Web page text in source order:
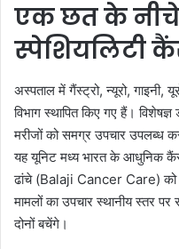
एक छत के नीचे
स्पेशियलिटी
अस्पताल में गैंस्ट्रो, न्यूरो,
विभाग स्थापित किए गए हैं।
मरीजों को समग्र उपचार उपलब्ध
यह यूनिट मध्य भारत के आधुनिक
ढांचे (Balaji Cancer Care) को
मामलों का उपचार स्थानीय स्तर
दोनों बचेंगे।